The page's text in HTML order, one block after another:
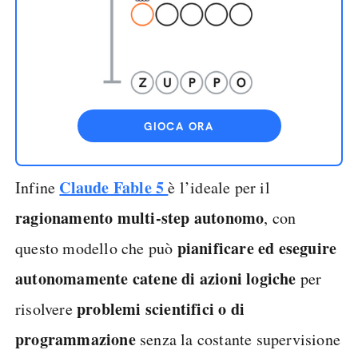
GIOCA ORA
Infine Claude Fable 5è l’ideale per il
ragionamento multi-step autonomo, con
questo modello che può pianificare ed eseguire
autonomamente catene di azioni logiche per
risolvereproblemi scientifici o di
programmazionesenza la costante supervisione